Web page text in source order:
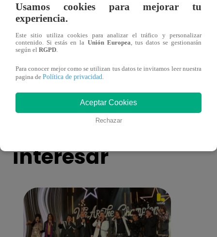
Yo Soy GRANDES BATALLAS: ¡El
Pájaro Gómez venció a Miguel Mateos y
mantuvo su silla de consagrado!
Yo
También te puede
interesar
Usamos cookies para mejorar tu
experiencia.
Este sitio utiliza cookies para analizar el tráfico y personalizar
contenido. Si estás en la Unión Europea , tus datos se gestionarán
según el RGPD
Para conocer mejor como se utilizan tus datos te invitamos leer nuestra
pagina de Política de privacidad
Aceptar Cookies
Rechazar